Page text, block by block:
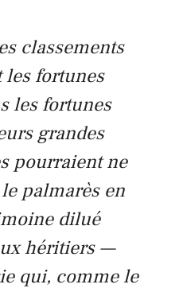
classements
les fortunes
les fortunes
grandes
pourraient ne
palmarès en
dilué
héritiers —
qui, comme le